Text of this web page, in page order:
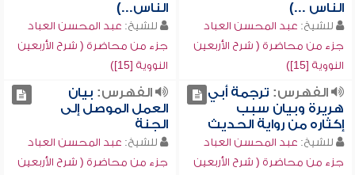
الناس ...)
للشيخ: عبد المحسن العباد
جزء من محاضرة ( شرح الأربعين
النووية [15])
الناس...)
للشيخ: عبد المحسن العباد
جزء من محاضرة ( شرح الأربعين
النووية [15])
الفهرس: ترجمة أبي
هريرة وبيان سبب
إكثاره من رواية الحديث
للشيخ: عبد المحسن العباد
جزء من محاضرة ( شرح الأربعين
الفهرس: بيان
العمل الموصل إلى
الجنة
للشيخ: عبد المحسن العباد
جزء من محاضرة ( شرح الأربعين